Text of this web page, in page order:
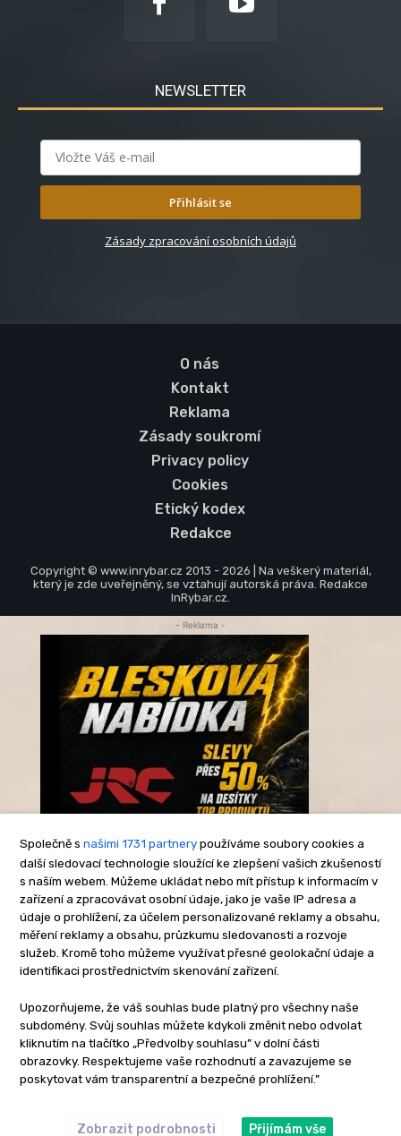
NEWSLETTER
Přihlásit se
Zásady zpracování osobních údajů
O nás
Kontakt
Reklama
Zásady soukromí
Privacy policy
Cookies
Etický kodex
Redakce
Copyright © www.inrybar.cz 2013 - 2026 | Na veškerý materiál,
který je zde uveřejněný, se vztahují autorská práva. Redakce
InRybar.cz.
Společně s našimi 1731 partnery používáme soubory cookies a
další sledovací technologie sloužící ke zlepšení vašich zkušeností
s naším webem. Můžeme ukládat nebo mít přístup k informacím v
zařízení a zpracovávat osobní údaje, jako je vaše IP adresa a
údaje o prohlížení, za účelem personalizované reklamy a obsahu,
měření reklamy a obsahu, průzkumu sledovanosti a rozvoje
služeb. Kromě toho můžeme využívat přesné geolokační údaje a
identifikaci prostřednictvím skenování zařízení.
Upozorňujeme, že váš souhlas bude platný pro všechny naše
subdomény. Svůj souhlas můžete kdykoli změnit nebo odvolat
kliknutím na tlačítko „Předvolby souhlasu” v dolní části
obrazovky. Respektujeme vaše rozhodnutí a zavazujeme se
poskytovat vám transparentní a bezpečné prohlížení.”
Zobrazit podrobnosti Přijímám vše
- Reklama -
-Reklama-